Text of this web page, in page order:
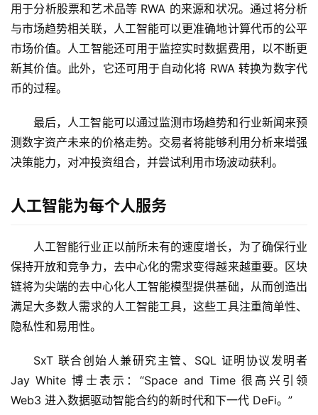
用于分析股票和艺术品等 RWA 的来源和状况。通过将分析
与市场趋势相关联，人工智能可以更准确地计算代币的公平
市场价值。人工智能还可用于监控实时数据费用，以不断更
新其价值。此外，它还可用于自动化将 RWA 转换为数字代
币的过程。
最后，人工智能可以通过监测市场趋势和行业新闻来预
测数字资产未来的价格走势。交易者将能够利用分析来增强
决策能力，对冲投资组合，并尝试利用市场波动获利。
人工智能为每个人服务
人工智能行业正以前所未有的速度增长，为了确保行业
保持开放和竞争力，去中心化的需求变得越来越重要。区块
链将为尖端的去中心化人工智能模型提供基础，从而创造出
满足大多数人需求的人工智能工具，这些工具注重简单性、
隐私性和易用性。
SxT 联合创始人兼研究主管、SQL 证明协议发明者
Jay White 博士表示：“Space and Time 很高兴引领
Web3 进入数据驱动智能合约的新时代和下一代 DeFi。”